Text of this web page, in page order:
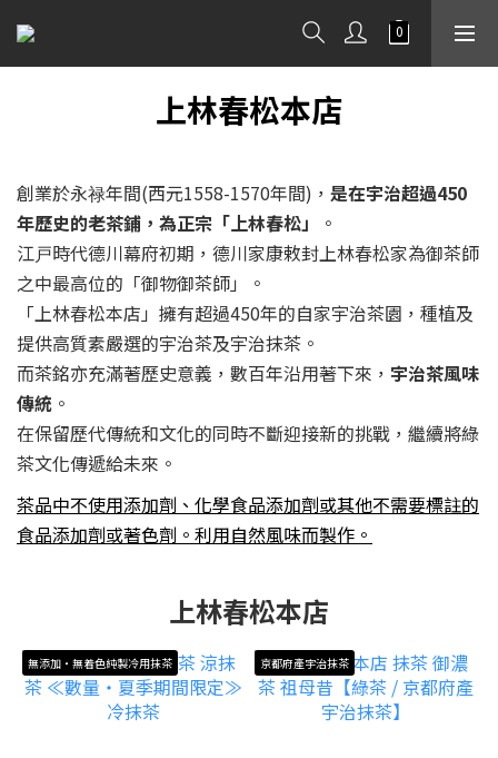
上林春松本店
創業於永禄年間(西元1558-1570年間)， 是在宇治超過450
年歷史的老茶鋪，為正宗「上林春松」
。
江戸時代德川幕府初期，德川家康敕封上林春松家為御茶師
之中最高位的「御物御茶師」。
「上林春松本店」擁有超過450年的自家宇治茶園，種植及
提供高質素嚴選的宇治茶及宇治抹茶。
而茶銘亦充滿著歷史意義，數百年沿用著下來， 宇治茶風味
傳統 。
在保留歷代傳統和文化的同時不斷迎接新的挑戰，繼續將綠
茶文化傳遞給未來。
茶品中不使用添加劑、化學食品添加劑或其他不需要標註的
食品添加劑或著色劑。利用自然風味而製作。
上林春松本店
無添加・無着色純製冷用抹茶 京都府產宇治抹茶